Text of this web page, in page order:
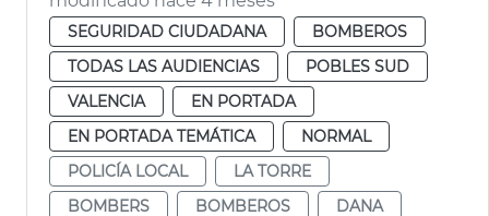
SEGURIDAD CIUDADANA
BOMBEROS
TODAS LAS AUDIENCIAS
POBLES SUD
VALENCIA
EN PORTADA
EN PORTADA TEMÁTICA
NORMAL
POLICÍA LOCAL
LA TORRE
BOMBERS
BOMBEROS DANA